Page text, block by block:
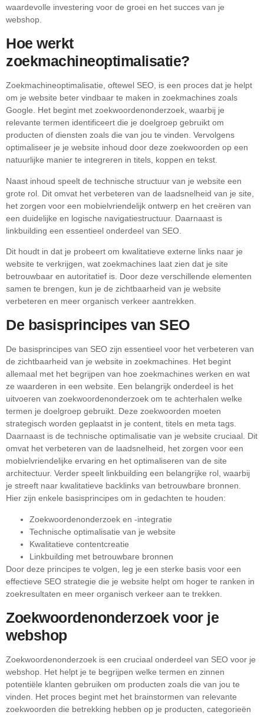
waardevolle investering voor de groei en het succes van je
webshop.
Hoe werkt
zoekmachineoptimalisatie?
Zoekmachineoptimalisatie, oftewel SEO, is een proces dat je helpt
om je website beter vindbaar te maken in zoekmachines zoals
Google. Het begint met zoekwoordenonderzoek, waarbij je
relevante termen identificeert die je doelgroep gebruikt om
producten of diensten zoals die van jou te vinden. Vervolgens
optimaliseer je je website inhoud door deze zoekwoorden op een
natuurlijke manier te integreren in titels, koppen en tekst.
Naast inhoud speelt de technische structuur van je website een
grote rol. Dit omvat het verbeteren van de laadsnelheid van je site,
het zorgen voor een mobielvriendelijk ontwerp en het creëren van
een duidelijke en logische navigatiestructuur. Daarnaast is
linkbuilding een essentieel onderdeel van SEO.
Dit houdt in dat je probeert om kwalitatieve externe links naar je
website te verkrijgen, wat zoekmachines laat zien dat je site
betrouwbaar en autoritatief is. Door deze verschillende elementen
samen te brengen, kun je de zichtbaarheid van je website
verbeteren en meer organisch verkeer aantrekken.
De basisprincipes van SEO
De basisprincipes van SEO zijn essentieel voor het verbeteren van
de zichtbaarheid van je website in zoekmachines. Het begint
allemaal met het begrijpen van hoe zoekmachines werken en wat
ze waarderen in een website. Een belangrijk onderdeel is het
uitvoeren van zoekwoordenonderzoek om te achterhalen welke
termen je doelgroep gebruikt. Deze zoekwoorden moeten
strategisch worden geplaatst in je content, titels en meta tags.
Daarnaast is de technische optimalisatie van je website cruciaal. Dit
omvat het verbeteren van de laadsnelheid, het zorgen voor een
mobielvriendelijke ervaring en het optimaliseren van de site
architectuur. Verder speelt linkbuilding een belangrijke rol, waarbij
je streeft naar kwalitatieve backlinks van betrouwbare bronnen.
Hier zijn enkele basisprincipes om in gedachten te houden:
Zoekwoordenonderzoek en -integratie
Technische optimalisatie van je website
Kwalitatieve contentcreatie
Linkbuilding met betrouwbare bronnen
Door deze principes te volgen, leg je een sterke basis voor een
effectieve SEO strategie die je website helpt om hoger te ranken in
zoekresultaten en meer organisch verkeer aan te trekken.
Zoekwoordenonderzoek voor je
webshop
Zoekwoordenonderzoek is een cruciaal onderdeel van SEO voor je
webshop. Het helpt je te begrijpen welke termen en zinnen
potentiële klanten gebruiken om producten zoals die van jou te
vinden. Het proces begint met het brainstormen van relevante
zoekwoorden die betrekking hebben op je producten, categorieën